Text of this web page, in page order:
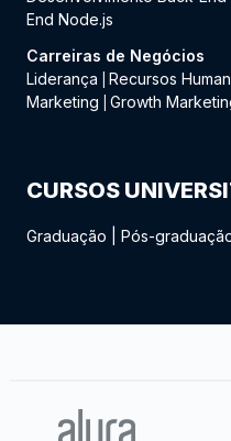
End Node.js
Carreiras de Negócios
Liderança
Recursos
Marketing
Growth
CURSOS
Graduação Pós-